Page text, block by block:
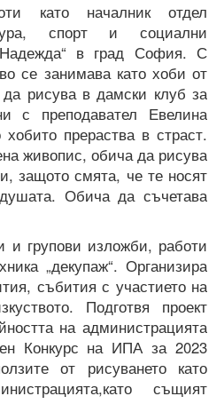
като началник отдел
спорт и социални
в град София. С
се занимава като хоби от
рисува в дамски клуб за
с преподавател Евелина
прераства в страст.
живопис, обича да рисува
защото смята, че те носят
Обича да съчетава
и групови изложби, работи
„декупаж“. Организира
събития с участието на
Подготвя проект
на администрацията
Конкурс на ИПА за 2023
от рисуването като
същият